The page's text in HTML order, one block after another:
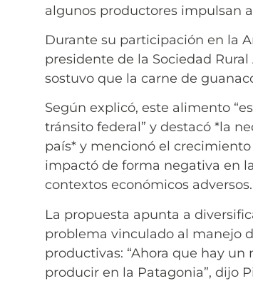
algunos productores impulsan
Durante su participación en la
presidente de la Sociedad
sostuvo que la carne de
Según explicó, este alimento
tránsito federal” y destacó *la
país* y mencionó el
impactó de forma negativa en
contextos económicos adversos.
La propuesta apunta a
problema vinculado al manejo
productivas: “Ahora que hay
producir en la Patagonia”, dijo